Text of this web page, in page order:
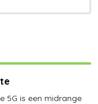
5G is een midrange